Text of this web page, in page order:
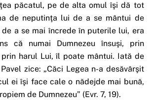
păcatul, pe de alta omul îşi dă tot
de neputinţa lui de a se mântui de
a se mai încrede în puterile lui, era
că numai Dumnezeu însuşi, prin
harul Lui, îl poate mântui. Iată de
zice: „Căci Legea n-a desăvârşit
ei îşi face cale o nădejde mai bună,
de Dumnezeu” (Evr. 7, 19).